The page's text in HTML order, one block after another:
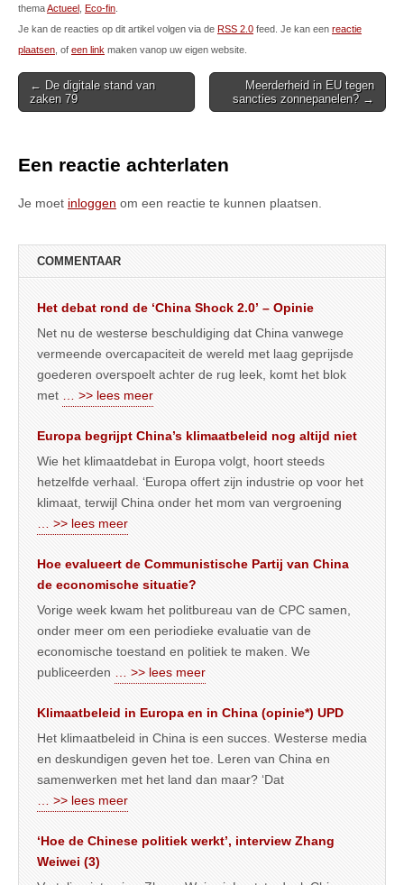
themaActueel Eco-fin
Je kan de reacties op dit artikel volgen via de RSS 2.0 feed. Je kan een reactie
plaatsen , of een link maken vanop uw eigen website.
Post
navigation
← De digitale stand van
zaken 79
Meerderheid in EU tegen
sancties zonnepanelen? →
Een reactie achterlaten
Je moet inloggen om een reactie te kunnen plaatsen.
COMMENTAAR
Het debat rond de ‘China Shock 2.0’ – Opinie
Net nu de westerse beschuldiging dat China vanwege
vermeende overcapaciteit de wereld met laag geprijsde
goederen overspoelt achter de rug leek, komt het blok
met
… >> lees meer
Europa begrijpt China’s klimaatbeleid nog altijd niet
Wie het klimaatdebat in Europa volgt, hoort steeds
hetzelfde verhaal. ‘Europa offert zijn industrie op voor het
klimaat, terwijl China onder het mom van vergroening
… >> lees meer
Hoe evalueert de Communistische Partij van China
de economische situatie?
Vorige week kwam het politbureau van de CPC samen,
onder meer om een periodieke evaluatie van de
economische toestand en politiek te maken. We
publiceerden
… >> lees meer
Klimaatbeleid in Europa en in China (opinie*) UPD
Het klimaatbeleid in China is een succes. Westerse media
en deskundigen geven het toe. Leren van China en
samenwerken met het land dan maar? ‘Dat
… >> lees meer
‘Hoe de Chinese politiek werkt’, interview Zhang
Weiwei (3)